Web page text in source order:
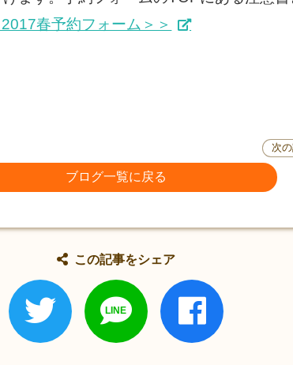
春予約フォーム＞＞
ブログ一覧に戻る
次
この記事をシェア